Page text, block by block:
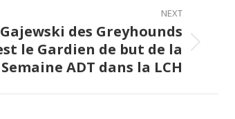
NEXT
des Greyhounds
le Gardien de but de la
Semaine ADT dans la LCH